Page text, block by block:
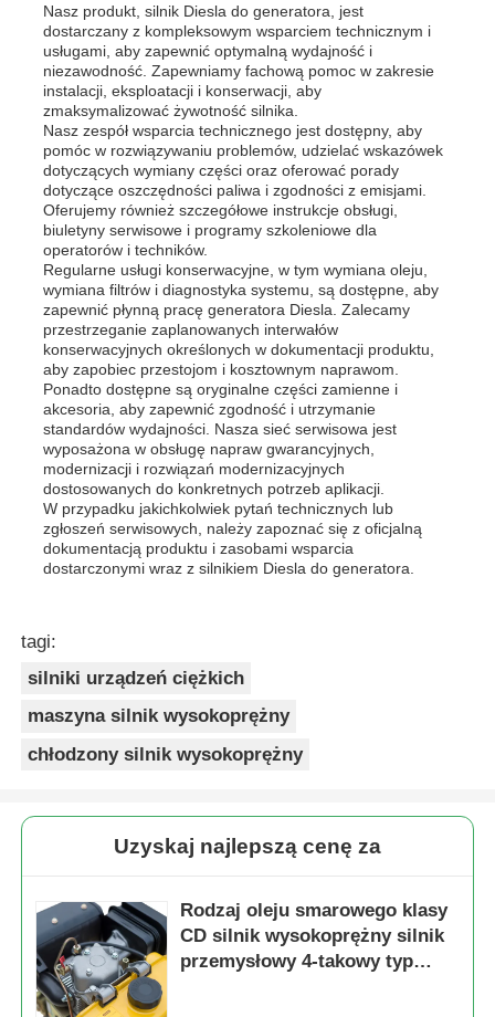
Nasz produkt, silnik Diesla do generatora, jest
dostarczany z kompleksowym wsparciem technicznym i
usługami, aby zapewnić optymalną wydajność i
niezawodność. Zapewniamy fachową pomoc w zakresie
instalacji, eksploatacji i konserwacji, aby
zmaksymalizować żywotność silnika.
Nasz zespół wsparcia technicznego jest dostępny, aby
pomóc w rozwiązywaniu problemów, udzielać wskazówek
dotyczących wymiany części oraz oferować porady
dotyczące oszczędności paliwa i zgodności z emisjami.
Oferujemy również szczegółowe instrukcje obsługi,
biuletyny serwisowe i programy szkoleniowe dla
operatorów i techników.
Regularne usługi konserwacyjne, w tym wymiana oleju,
wymiana filtrów i diagnostyka systemu, są dostępne, aby
zapewnić płynną pracę generatora Diesla. Zalecamy
przestrzeganie zaplanowanych interwałów
konserwacyjnych określonych w dokumentacji produktu,
aby zapobiec przestojom i kosztownym naprawom.
Ponadto dostępne są oryginalne części zamienne i
akcesoria, aby zapewnić zgodność i utrzymanie
standardów wydajności. Nasza sieć serwisowa jest
wyposażona w obsługę napraw gwarancyjnych,
modernizacji i rozwiązań modernizacyjnych
dostosowanych do konkretnych potrzeb aplikacji.
W przypadku jakichkolwiek pytań technicznych lub
zgłoszeń serwisowych, należy zapoznać się z oficjalną
dokumentacją produktu i zasobami wsparcia
dostarczonymi wraz z silnikiem Diesla do generatora.
tagi:
silniki urządzeń ciężkich
maszyna silnik wysokoprężny
chłodzony silnik wysokoprężny
Uzyskaj najlepszą cenę za
Rodzaj oleju smarowego klasy
CD silnik wysokoprężny silnik
przemysłowy 4-takowy typ